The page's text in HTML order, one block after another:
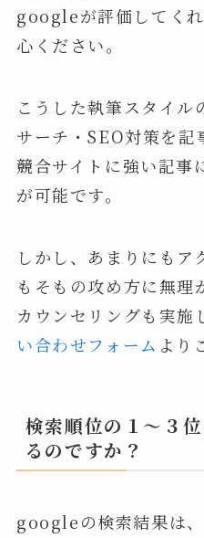
googleが評価してく
心ください。
こうした執筆スタイル
サーチ・SEO対策を記
競合サイトに強い記事
が可能です。
しかし、あまりにもア
もそもの攻め方に無理
カウンセリングも実施
い合わせフォーム より
検索順位の１～３
るのですか？
googleの検索結果は